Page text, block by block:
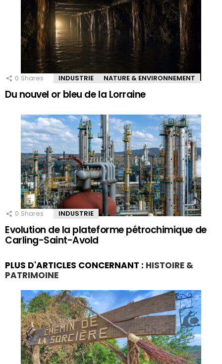
0 Shares INDUSTRIE NATURE & ENVIRONNEMENT
Du nouvel or bleu de la Lorraine
0 Shares INDUSTRIE
Evolution de la plateforme pétrochimique de
Carling-Saint-Avold
PLUS D'ARTICLES CONCERNANT : HISTOIRE &
PATRIMOINE